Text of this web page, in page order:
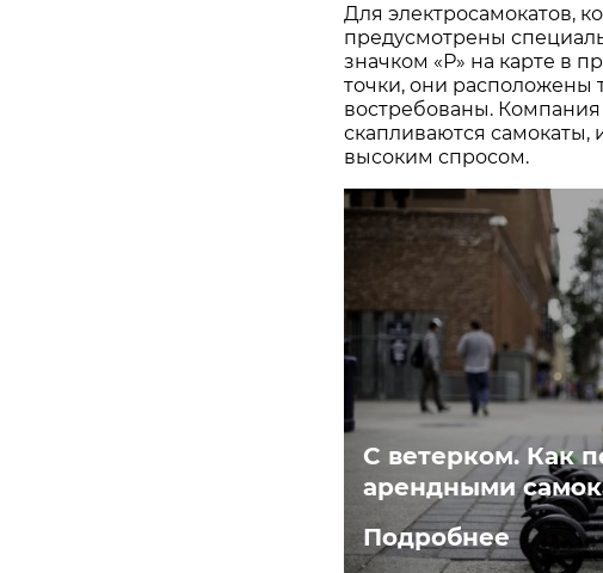
Для электросамокатов,
предусмотрены
значком «Р» на карте в
точки, они расположены
востребованы.
скапливаются самокаты,
высоким спросом.
С ветерком. Как
арендными
Подробнее